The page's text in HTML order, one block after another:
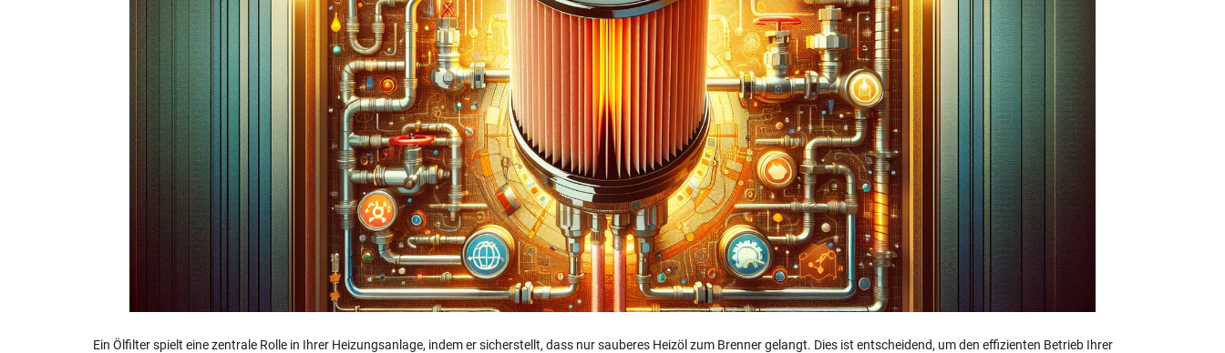
Ein Ölfilter spielt eine zentrale Rolle in Ihrer Heizungsanlage, indem er sicherstellt, dass nur sauberes Heizöl zum Brenner gelangt. Dies ist entscheidend, um den effizienten Betrieb Ihrer